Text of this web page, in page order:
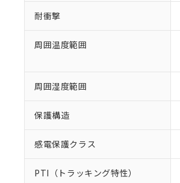
耐衝撃
周囲温度範囲
周囲湿度範囲
保護構造
感電保護クラス
PTI（トラッキング特性）